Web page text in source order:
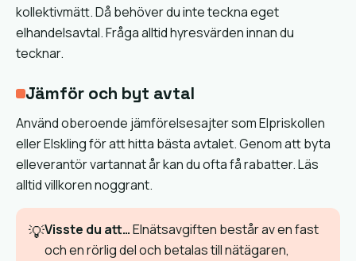
kollektivmätt. Då behöver du inte teckna eget
elhandelsavtal. Fråga alltid hyresvärden innan du
tecknar.
Jämför och byt avtal
Använd oberoende jämförelsesajter som Elpriskollen
eller Elskling för att hitta bästa avtalet. Genom att byta
elleverantör vartannat år kan du ofta få rabatter. Läs
alltid villkoren noggrant.
💡Visste du att…Elnätsavgiften består av en fast
och en rörlig del och betalas till nätägaren,